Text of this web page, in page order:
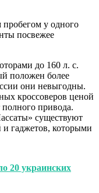
у одного
посвежее
до 160 л. с.
положен более
они невыгодны.
кроссоверов ценой
привода.
существуют
гаджетов, которыми
20 украинских